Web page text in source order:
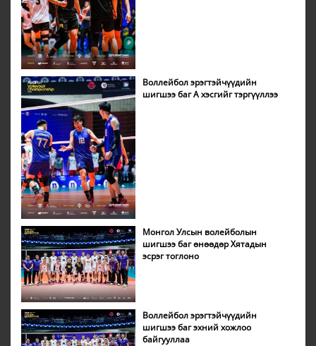
Воллейбол эрэгтэйчүүдийн
шигшээ баг А хэсгийг тэргүүллээ
Монгол Улсын волейболын
шигшээ баг өнөөдөр Хятадын
эсрэг тоглоно
Воллейбол эрэгтэйчүүдийн
шигшээ баг эхний хожлоо
байгууллаа